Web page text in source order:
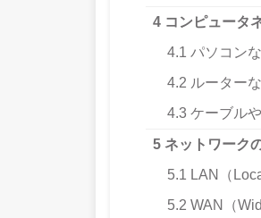
4 コンピュータ
4.1 パソコン
4.2 ルーター
4.3 ケーブル
5 ネットワーク
5.1 LAN（
5.2 WAN（